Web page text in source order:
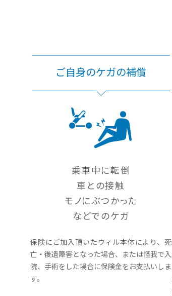
ご自身のケガの補償
乗車中に転倒
車との接触
モノにぶつかった
などでのケガ
保険にご加入頂いたウィル本体により、死
亡・後遺障害となった場合、または怪我で入
院、手術をした場合に保険金をお支払いしま
す。